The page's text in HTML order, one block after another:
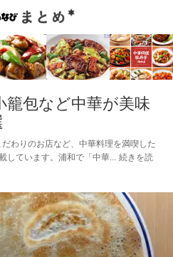
籠包など中華が美味
わりのお店など、中華料理を満喫した
しています。浦和で「中華
続きを読